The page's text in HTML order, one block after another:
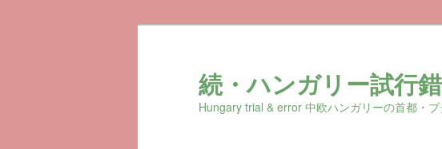
続・ハンガリー試行
Hungary trial & error 中欧ハンガリーの首都・